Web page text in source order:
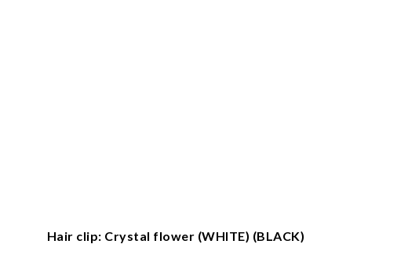
Hair clip: Crystal flower (WHITE) (BLACK)